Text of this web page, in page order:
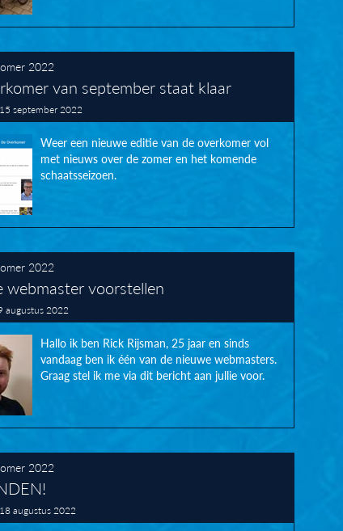
2022
van september staat klaar
september 2022
Weer een nieuwe editie van de overkomer vol
met nieuws over de zomer en het komende
schaatsseizoen.
2022
webmaster voorstellen
augustus 2022
Hallo ik ben Rick Rijsman, 25 jaar en sinds
vandaag ben ik één van de nieuwe webmasters.
Graag stel ik me via dit bericht aan jullie voor.
2022
augustus 2022